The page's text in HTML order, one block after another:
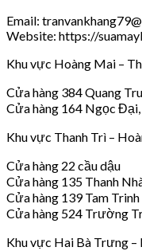
Email:
Website: https://
Khu vực Hoàng Mai –
Cửa hàng 384 Quang
Cửa hàng 164 Ngọc
Khu vực Thanh Trì –
Cửa hàng 22 cầu dậu
Cửa hàng 135 Thanh
Cửa hàng 139 Tam Trinh
Cửa hàng 524 Trường
Khu vực Hai Bà Trưng